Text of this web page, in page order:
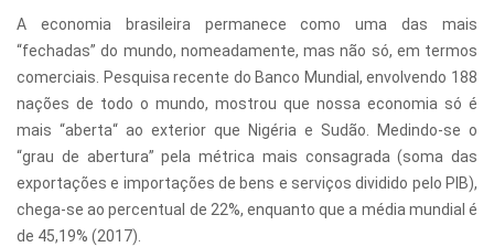
A economia brasileira permanece como uma das mais
“fechadas” do mundo, nomeadamente, mas não só, em termos
comerciais. Pesquisa recente do Banco Mundial, envolvendo 188
nações de todo o mundo, mostrou que nossa economia só é
mais “aberta“ ao exterior que Nigéria e Sudão. Medindo-se o
“grau de abertura” pela métrica mais consagrada (soma das
exportações e importações de bens e serviços dividido pelo PIB),
chega-se ao percentual de 22%, enquanto que a média mundial é
de 45,19% (2017).